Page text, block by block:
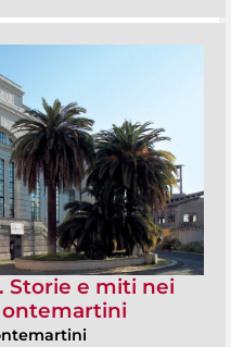
Storie e miti nei